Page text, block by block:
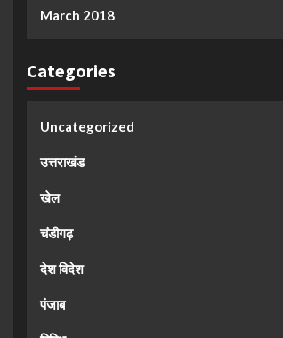
March 2018
Categories
Uncategorized
उत्तराखंड
खेल
चंडीगढ़
देश विदेश
पंजाब